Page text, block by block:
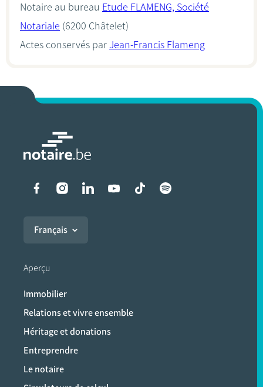
Notaire au bureau Etude FLAMENG, Société
Notariale (6200 Châtelet)
Actes conservés par Jean-Francis Flameng
Liens vers les réseaux
Français
Aperçu
Immobilier
Relations et vivre ensemble
Héritage et donations
Entreprendre
Le notaire